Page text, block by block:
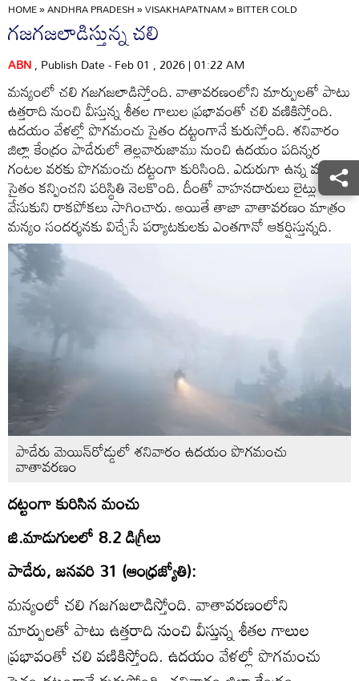
HOME»ANDHRA PRADESH»VISAKHAPATNAM»BITTER COLD
గజగజలాడిస్తున్న చలి
ABN, Publish Date - Feb 01 , 2026 | 01:22 AM
మన్యంలో చలి గజగజలాడిస్తోంది. వాతావరణంలోని మార్పులతో పాటు
ఉత్తరాది నుంచి వీస్తున్న శీతల గాలుల ప్రభావంతో చలి వణికిస్తోంది.
ఉదయం వేళల్లో పొగమంచు సైతం దట్టంగానే కురుస్తోంది. శనివారం
జిల్లా కేంద్రం పాడేరులో తెల్లవారుజాము నుంచి ఉదయం పదిన్నర
గంటల వరకు పొగమంచు దట్టంగా కురిసింది. ఎదురుగా ఉన్న వ్యక్తులు
సైతం కన్పించని పరిస్థితి నెలకొంది. దీంతో వాహనదారులు లైట్లు
వేసుకుని రాకపోకలు సాగించారు. అయితే తాజా వాతావరణం మాత్రం
మన్యం సందర్శనకు విచ్చేసే పర్యాటకులకు ఎంతగానో ఆకర్షిస్తున్నది.
పాడేరు మెయిన్‌రోడ్డులో శనివారం ఉదయం పొగమంచు
వాతావరణం
దట్టంగా కురిసిన మంచు
జి.మాడుగులలో 8.2 డిగ్రీలు
పాడేరు, జనవరి 31 (ఆంధ్రజ్యోతి):
మన్యంలో చలి గజగజలాడిస్తోంది. వాతావరణంలోని
మార్పులతో పాటు ఉత్తరాది నుంచి వీస్తున్న శీతల గాలుల
ప్రభావంతో చలి వణికిస్తోంది. ఉదయం వేళల్లో పొగమంచు